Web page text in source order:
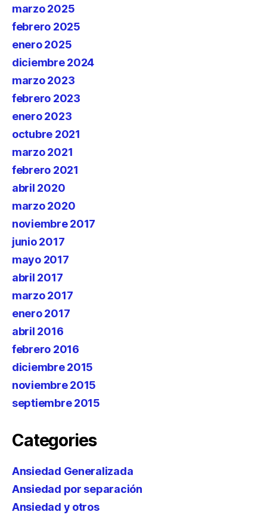
marzo 2025
febrero 2025
enero 2025
diciembre 2024
marzo 2023
febrero 2023
enero 2023
octubre 2021
marzo 2021
febrero 2021
abril 2020
marzo 2020
noviembre 2017
junio 2017
mayo 2017
abril 2017
marzo 2017
enero 2017
abril 2016
febrero 2016
diciembre 2015
noviembre 2015
septiembre 2015
Categories
Ansiedad Generalizada
Ansiedad por separación
Ansiedad y otros